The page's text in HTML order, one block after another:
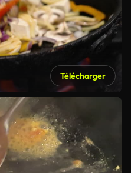
Télécharger